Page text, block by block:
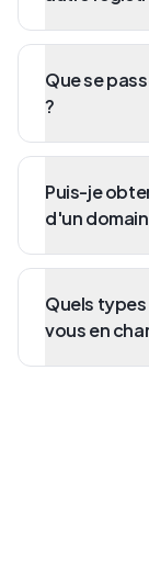
Que se
?
Puis-je
d'un
Quels
vous en